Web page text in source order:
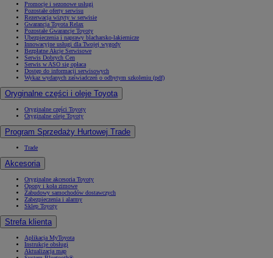
Promocje i sezonowe usługi
Pozostałe oferty serwisu
Rezerwacja wizyty w serwisie
Gwarancja Toyota Relax
Pozostałe Gwarancje Toyoty
Ubezpieczenia i naprawy blacharsko-lakiernicze
Innowacyjne usługi dla Twojej wygody
Bezpłatne Akcje Serwisowe
Serwis Dobrych Cen
Serwis w ASO się opłaca
Dostęp do informacji serwisowych
Wykaz wydanych zaświadczeń o odbytym szkoleniu (pdf)
Oryginalne części i oleje Toyota
Oryginalne części Toyoty
Oryginalne oleje Toyoty
Program Sprzedaży Hurtowej Trade
Trade
Akcesoria
Oryginalne akcesoria Toyoty
Opony i koła zimowe
Zabudowy samochodów dostawczych
Zabezpieczenia i alarmy
Sklep Toyoty
Strefa klienta
Aplikacja MyToyota
Instrukcje obsługi
Aktualizacja map